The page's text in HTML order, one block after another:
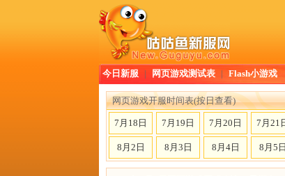
今日新服 | 网页游戏测试表 | Flash小游戏
网页游戏开服时间表(按日查看)
7月18日 7月19日 7月20日 7月21
8月2日 8月3日 8月4日 8月5日